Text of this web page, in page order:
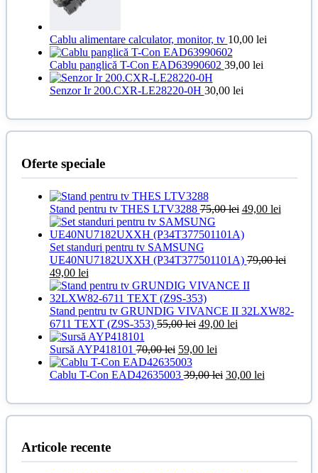
Cablu alimentare calculator, monitor, tv 10,00 lei
Cablu panglică T-Con EAD63990602 39,00 lei
Senzor Ir 200.CXR-LE28220-0H 30,00 lei
Oferte speciale
Stand pentru tv THES LTV328875,00lei Prețul
a
75,00 lei.
49,00 leiPrețul
Set standuri pentru tv SAMSUNG
UE40NU7182UXXH (P34T377501101A)79,00lei
Prețul
inițial
a
fost:
79,00 lei.
49,00 leiPrețul
curent
este:
49,00 lei.
Stand pentru tv GRUNDIG VIVANCE II 32LXW82-
6711 TEXT (Z9S-353)55,00lei Prețul
a
55,00 lei.
49,00 leiPrețul
Sursă AYP41810170,00lei Prețul
inițial
a
59,00 leiPrețul
este:
Cablu T-Con EAD4263500339,00lei Prețul
fost:
30,00 leiPrețul
30,00 lei.
Articole recente